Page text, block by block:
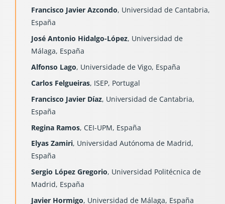
Francisco Javier Azcondo, Universidad de Cantabria,
España
José Antonio Hidalgo-López, Universidad de
Málaga, España
Alfonso Lago, Universidade de Vigo, España
Carlos Felgueiras, ISEP, Portugal
Francisco Javier Díaz, Universidad de Cantabria,
España
Regina Ramos, CEI-UPM, España
Elyas Zamiri, Universidad Autónoma de Madrid,
España
Sergio López Gregorio, Universidad Politécnica de
Madrid, España
Javier Hormigo, Universidad de Málaga, España